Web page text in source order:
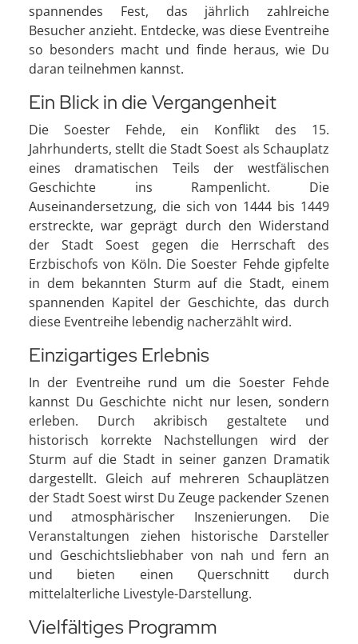
spannendes Fest, das jährlich zahlreiche
Besucher anzieht. Entdecke, was diese Eventreihe
so besonders macht und finde heraus, wie Du
daran teilnehmen kannst.
Ein Blick in die Vergangenheit
Die Soester Fehde, ein Konflikt des 15.
Jahrhunderts, stellt die Stadt Soest als Schauplatz
eines dramatischen Teils der westfälischen
Geschichte ins Rampenlicht. Die
Auseinandersetzung, die sich von 1444 bis 1449
erstreckte, war geprägt durch den Widerstand
der Stadt Soest gegen die Herrschaft des
Erzbischofs von Köln. Die Soester Fehde gipfelte
in dem bekannten Sturm auf die Stadt, einem
spannenden Kapitel der Geschichte, das durch
diese Eventreihe lebendig nacherzählt wird.
Einzigartiges Erlebnis
In der Eventreihe rund um die Soester Fehde
kannst Du Geschichte nicht nur lesen, sondern
erleben. Durch akribisch gestaltete und
historisch korrekte Nachstellungen wird der
Sturm auf die Stadt in seiner ganzen Dramatik
dargestellt. Gleich auf mehreren Schauplätzen
der Stadt Soest wirst Du Zeuge packender Szenen
und atmosphärischer Inszenierungen. Die
Veranstaltungen ziehen historische Darsteller
und Geschichtsliebhaber von nah und fern an
und bieten einen Querschnitt durch
mittelalterliche Livestyle-Darstellung.
Vielfältiges Programm